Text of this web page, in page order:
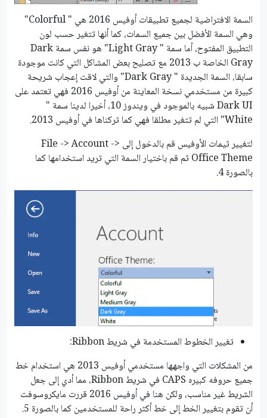
السمة الافتراضية لجميع تطبيقات أوفيس 2016 هي " Colorful"
وهي السمة الأفضل بين جميع السمات، كما أنها تتغير حسب لون
التطبيق المفتوح، أما سمة " Light Gray" هو نفس سمة Dark
Gray الخاصة ب 2013 مع تصليح بعض المشاكل التي كانت موجودة
سابقا، السمة الجديدة " Dark Gray" والتي لاقت إعجاب شريحة
كبيرة من مستخدمي نسخة المعاينة من أوفيس 2016 فهي تعتمد على
Dark UI شبيه بالموجود في ويندوز 10، أخيرا لدينا سمة "
White" التي لم تتغير مطلقا فهي كما تركناها في أوفيس 2013.
لتغيير ثيمات الأوفيس قم بالدخول إلى File -> Account ->
Office Theme ثم قم باختيار السمة التي تريد استخدامها كما
بالصورة 4.
تغيير الخطوط المستخدمة في شريط Ribbon:
من المشكلات التي واجهها مستخدمي أوفيس 2013 هي استخدام خط
جميع حروفه كبيره CAPS في شريط Ribbon، مما أدي إلى جعل
الشريط غير مناسب، ولكن هنا في أوفيس 2016 قررت مايكروسوفت
أن تقوم بتغيير الخط إلى خط أكثر راحة للمستخدمين كما بالصورة 5.